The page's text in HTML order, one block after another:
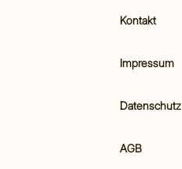
Kontakt
Impressum
Datenschutz
AGB